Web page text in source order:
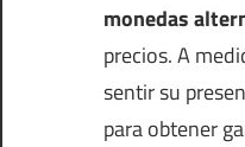
monedas
precios. A
sentir su
para obtener